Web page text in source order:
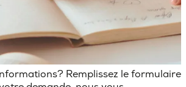
Remplissez le formulaire